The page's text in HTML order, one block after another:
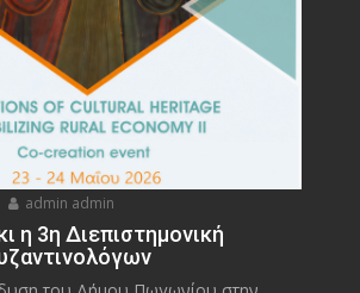
admin admin
η 3η Διεπιστημονική